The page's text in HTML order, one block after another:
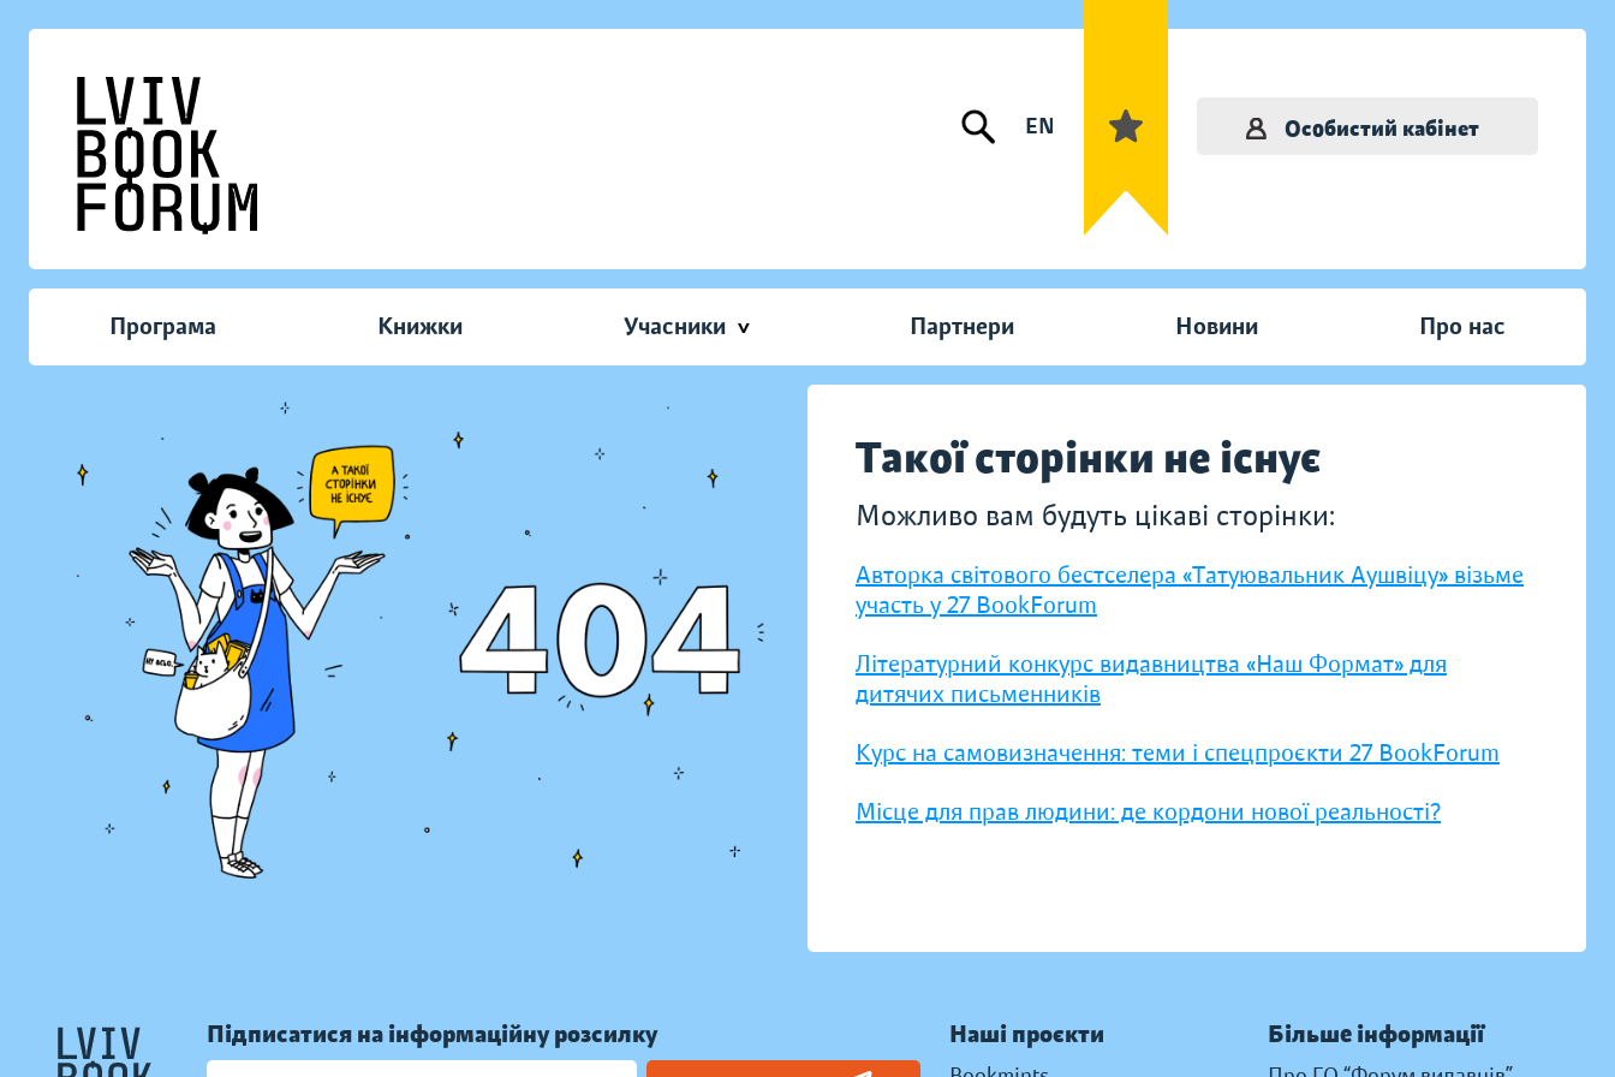
EN Особистий кабінет
Програма Книжки Учасники Партнери Новини Про нас
Такої сторінки не існує
Можливо вам будуть цікаві сторінки:
Авторка світового бестселера «Татуювальник Аушвіцу» візьме
участь у 27 BookForum
Літературний конкурс видавництва «Наш Формат» для
дитячих письменників
Курс на самовизначення: теми і спецпроєкти 27 BookForum
Місце для прав людини: де кордони нової реальності?
Підписатися на інформаційну розсилку Наші проєкти Більше інформації